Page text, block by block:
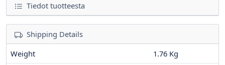
Tiedot tuotteesta
Shipping Details
Weight
1.76 Kg